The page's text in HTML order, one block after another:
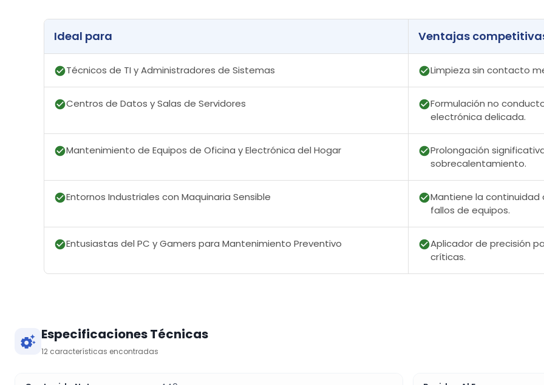
Ideal para Ventajas
Técnicos de TI y Administradores de Sistemas Limpieza sin contacto
Centros de Datos y Salas de Servidores
Formulación no
electrónica delicada.
Mantenimiento de Equipos de Oficina y Electrónica del Hogar
Prolongación
sobrecalentamiento.
Entornos Industriales con Maquinaria Sensible
Mantiene la
fallos de equipos.
Entusiastas del PC y Gamers para Mantenimiento Preventivo
Aplicador de precisión
críticas.
Especificaciones Técnicas
12 características encontradas